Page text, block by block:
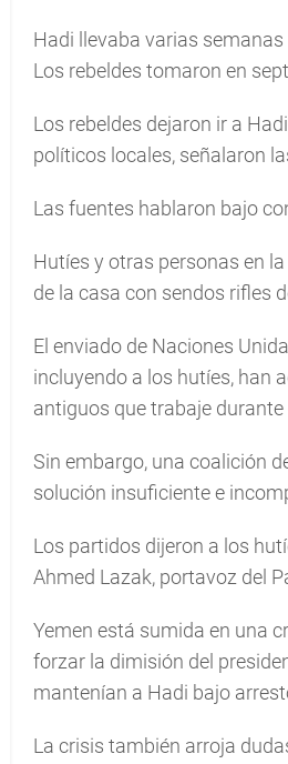
Hadi llevaba varias
Los rebeldes tomaron en
Los rebeldes dejaron ir a
políticos locales, señalaron
Las fuentes hablaron bajo
Hutíes y otras personas en
de la casa con sendos rifles
El enviado de Naciones
incluyendo a los hutíes, han
antiguos que trabaje
Sin embargo, una coalición
solución insuficiente e
Los partidos dijeron a los
Ahmed Lazak, portavoz del
Yemen está sumida en una
forzar la dimisión del
mantenían a Hadi bajo
La crisis también arroja